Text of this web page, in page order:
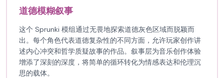
道德模糊叙事
这个 Sprunki 模组通过无畏地探索道德灰色区域而脱颖而
出。每个角色代表道德复杂性的不同方面，允许玩家创作讲
述内心冲突和哲学质疑故事的作品。叙事层为音乐创作体验
增添了深刻的深度，将简单的循环转化为情感表达和伦理沉
思的载体。